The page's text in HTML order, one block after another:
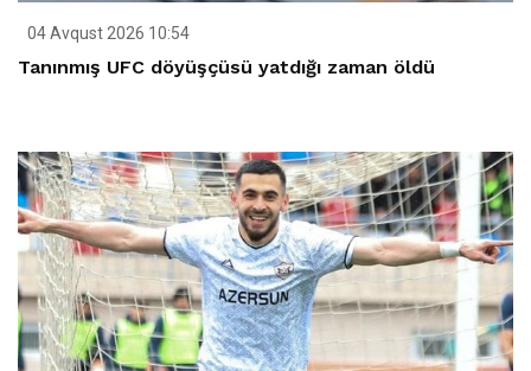
04 Avqust 2026 10:54
Tanınmış UFC döyüşçüsü yatdığı zaman öldü